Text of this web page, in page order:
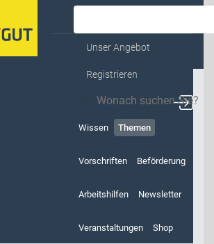
Unser Angebot
Registrieren
Wissen Themen
Vorschriften Beförderung
Arbeitshilfen Newsletter
Veranstaltungen Shop